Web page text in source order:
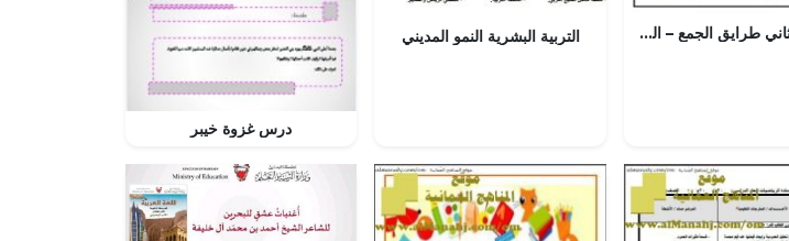
الفصل الثاني طرايق الجمع – المنهاج السعودي التربية البشرية النمو المديني
درس غزوة خيبر